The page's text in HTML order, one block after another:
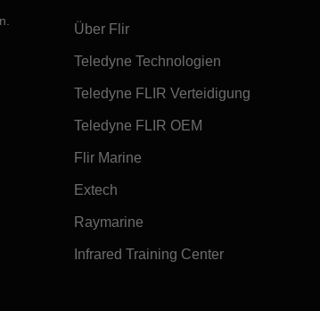
Über Flir
Teledyne Technologien
Teledyne FLIR Verteidigung
Teledyne FLIR OEM
Flir Marine
Extech
Raymarine
Infrared Training Center